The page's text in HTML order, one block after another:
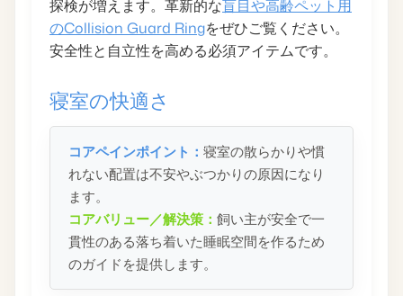
探検が増えます。革新的な盲目や高齢ペット用
のCollision Guard Ringをぜひご覧ください。
安全性と自立性を高める必須アイテムです。
寝室の快適さ
コアペインポイント： 寝室の散らかりや慣
れない配置は不安やぶつかりの原因になり
ます。
コアバリュー／解決策： 飼い主が安全で一
貫性のある落ち着いた睡眠空間を作るため
のガイドを提供します。